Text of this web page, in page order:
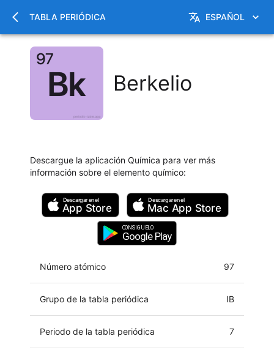
TABLA PERIÓDICA ESPAÑOL
Berkelio
Descargue la aplicación Química para ver más
información sobre el elemento químico:
Descargar en el
App Store
Descargar en el
Mac App Store
CONSIGUELO
Google Play
Número atómico 97
Grupo de la tabla periódica IB
Periodo de la tabla periódica 7